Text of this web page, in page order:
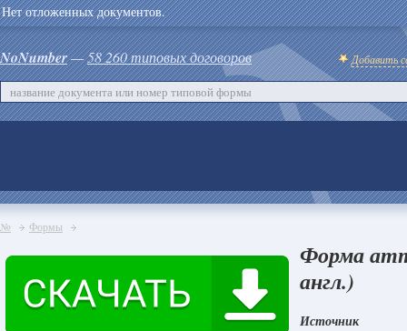
Нет отложенных документов.
NoNumber—58 260 типовых договоров Добавить
№ Формы
Форма
англ.)
Источник